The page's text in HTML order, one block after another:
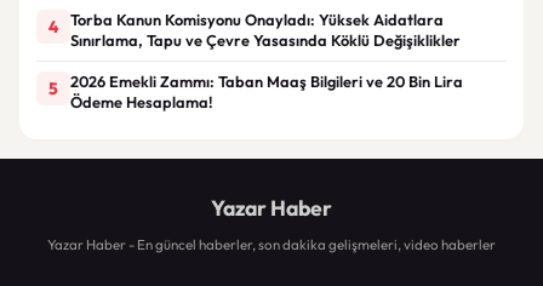
4
Torba Kanun Komisyonu Onayladı: Yüksek Aidatlara
Sınırlama, Tapu ve Çevre Yasasında Köklü Değişiklikler
5
2026 Emekli Zammı: Taban Maaş Bilgileri ve 20 Bin Lira
Ödeme Hesaplama!
Yazar Haber
Yazar Haber - En güncel haberler, son dakika gelişmeleri, video haberler